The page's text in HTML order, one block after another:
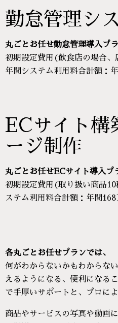
勤怠管理シ
丸ごとお任せ勤怠管理導入プ
初期設定費用(飲食店の場合
年間システム利用料合計額：
ECサイト
ージ制作
丸ごとお任せECサイト導入プ
初期設定費用(取り扱い商品
ステム利用料合計額：年間168
各丸ごとお任せプランでは、
何がわからないかもわからな
えるようになる、便利になる
で手厚いサポートと、プロに
商品やサービスの写真や動画